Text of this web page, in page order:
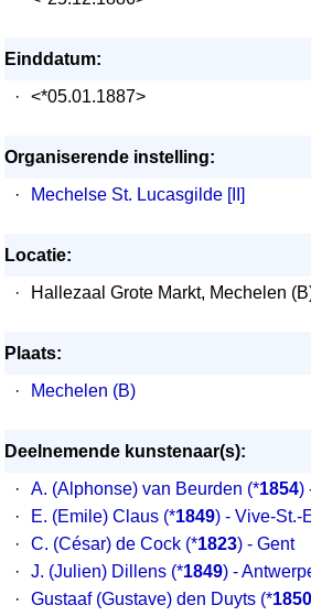
Einddatum:
·
<*05.01.1887>
Organiserende instelling:
·
Mechelse St. Lucasgilde [II]
Locatie:
·
Hallezaal Grote Markt, Mechelen
Plaats:
·
Mechelen (B)
Deelnemende kunstenaar(s):
·
A. (Alphonse) van Beurden (*1854)
·
E. (Emile) Claus (*1849) - Vive-St.-
·
C. (César) de Cock (*1823) - Gent
·
J. (Julien) Dillens (*1849) -
·
Gustaaf (Gustave) den Duyts (*1850